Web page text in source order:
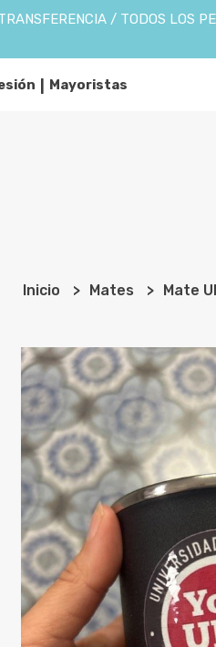
/ TODOS LOS
Mayoristas
Inicio Mates Mate